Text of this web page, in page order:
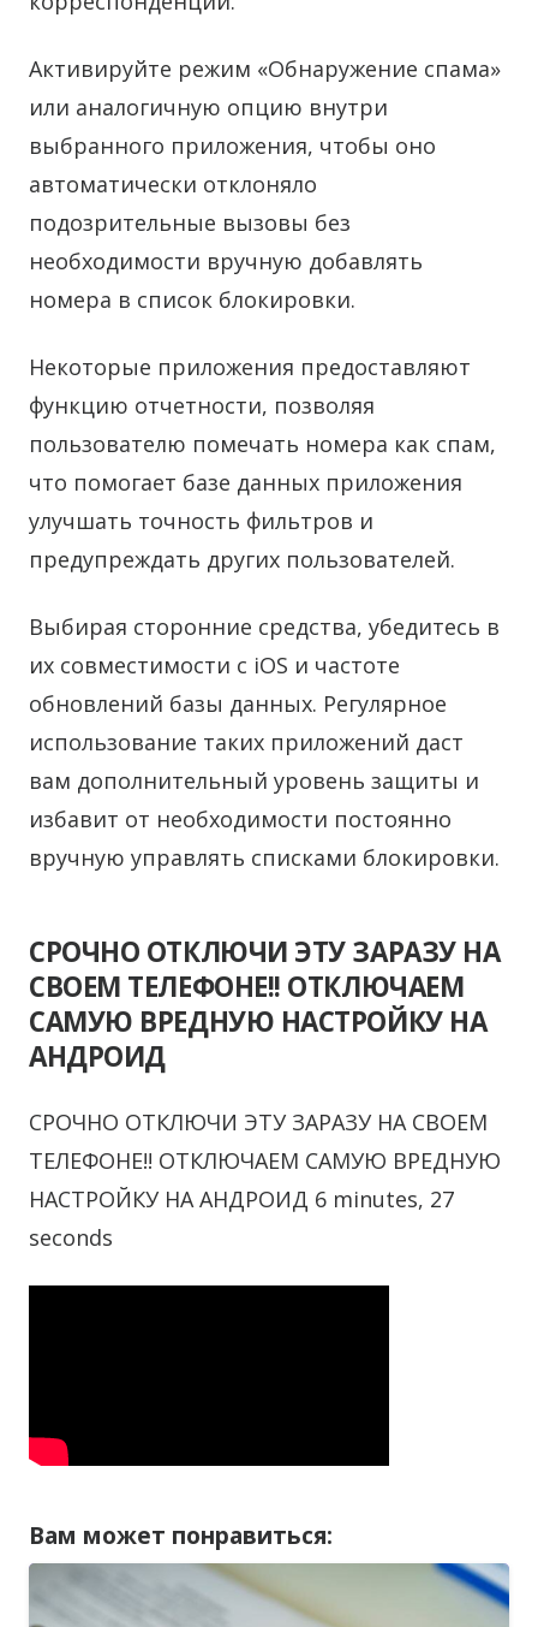
Активируйте режим «Обнаружение спама»
или аналогичную опцию внутри
выбранного приложения, чтобы оно
автоматически отклоняло
подозрительные вызовы без
необходимости вручную добавлять
номера в список блокировки.
Некоторые приложения предоставляют
функцию отчетности, позволяя
пользователю помечать номера как спам,
что помогает базе данных приложения
улучшать точность фильтров и
предупреждать других пользователей.
Выбирая сторонние средства, убедитесь в
их совместимости с iOS и частоте
обновлений базы данных. Регулярное
использование таких приложений даст
вам дополнительный уровень защиты и
избавит от необходимости постоянно
вручную управлять списками блокировки.
СРОЧНО ОТКЛЮЧИ ЭТУ ЗАРАЗУ НА
СВОЕМ ТЕЛЕФОНЕ!! ОТКЛЮЧАЕМ
САМУЮ ВРЕДНУЮ НАСТРОЙКУ НА
АНДРОИД
СРОЧНО ОТКЛЮЧИ ЭТУ ЗАРАЗУ НА СВОЕМ
ТЕЛЕФОНЕ!! ОТКЛЮЧАЕМ САМУЮ ВРЕДНУЮ
НАСТРОЙКУ НА АНДРОИД 6 minutes, 27
seconds
Вам может понравиться: